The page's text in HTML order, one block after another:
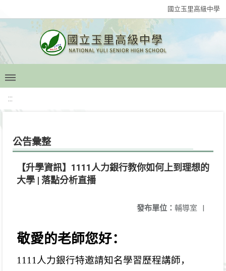
國立玉里高級中學
:::
公告彙整
【升學資訊】1111人力銀行教你如何上到理想的
大學 | 落點分析直播
發布單位： 輔導室 |
敬愛的老師您好：
1111 人力銀行特邀請知名學習歷程講師，